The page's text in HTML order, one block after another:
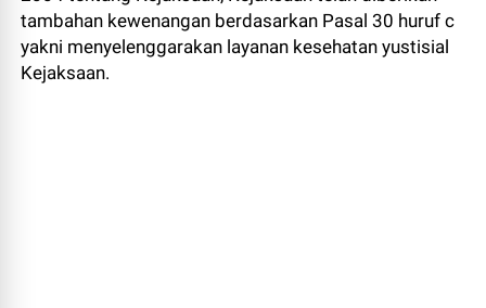
tambahan kewenangan berdasarkan Pasal 30 huruf c
yakni menyelenggarakan layanan kesehatan yustisial
Kejaksaan.